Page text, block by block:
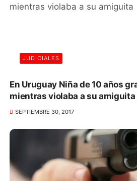
JUDICIALES
En Uruguay Niña de 10 años
mientras violaba a su amiguita
SEPTIEMBRE 30, 2017